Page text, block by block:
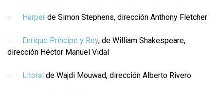
· Harper de Simon Stephens, dirección Anthony Fletcher
· Enrique Príncipe y Rey, de William Shakespeare,
dirección Héctor Manuel Vidal
· Litoral de Wajdi Mouwad, dirección Alberto Rivero